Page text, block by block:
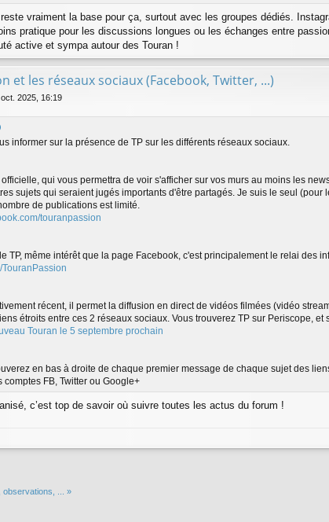
vraiment la base pour ça, surtout avec les groupes dédiés.
pratique pour les discussions longues ou les échanges entre
active et sympa autour des Touran !
et les réseaux sociaux (Facebook, Twitter, ...)
oct. 2025, 16:19
informer sur la présence de TP sur les différents réseaux sociaux.
qui vous permettra de voir s'afficher sur vos murs au moins les
sujets qui seraient jugés importants d'être partagés. Je suis le seul (pour
de publications est limité.
touranpassion
TP, même intérêt que la page Facebook, c'est principalement le relai des
TouranPassion
récent, il permet la diffusion en direct de vidéos filmées (vidéo
étroits entre ces 2 réseaux sociaux. Vous trouverez TP sur Periscope,
Touran le 5 septembre prochain
en bas à droite de chaque premier message de chaque sujet des
comptes FB, Twitter ou Google+
c’est top de savoir où suivre toutes les actus du forum !
observations, ... »